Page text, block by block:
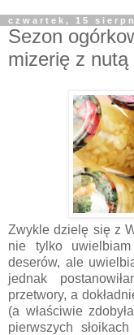
czwartek, 15
Sezon
mizerię z nutą
Zwykle dzielę się z
nie tylko
deserów, ale
jednak
przetwory, a
(a właściwie
pierwszych